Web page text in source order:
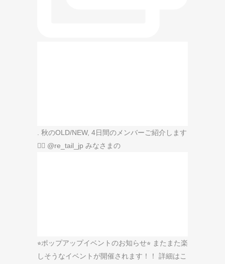
. 秋のOLD/NEW, 4日間のメンバーご紹介します
🙋‍♀️ @re_tail_jp みなさまの
⭐︎ポップアップイベントのお知らせ⭐︎ またまた楽
しそうなイベントが開催されます！！ 詳細はこ